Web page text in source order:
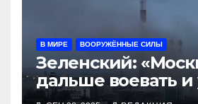
В МИРЕ ВООРУЖЁННЫЕ СИЛЫ
Зеленский:
дальше воевать и
Время для